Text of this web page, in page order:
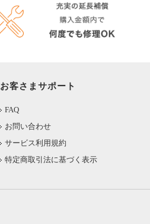
お客さまサポート
FAQ
お問い合わせ
サービス利用規約
特定商取引法に基づく表示